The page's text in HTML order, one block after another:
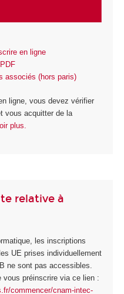
en ligne
associés (hors paris)
ligne, vous devez vérifier
vous acquitter de la
plus.
relative à
les inscriptions
UE prises individuellement
ne sont pas accessibles.
vous préinscrire via ce lien :
commencer/cnam-intec-